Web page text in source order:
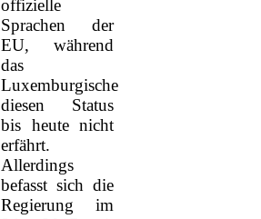
offizielle
Sprachen der
EU, während
das
Luxemburgische
diesen Status
bis heute nicht
erfährt.
Allerdings
befasst sich die
Regierung im